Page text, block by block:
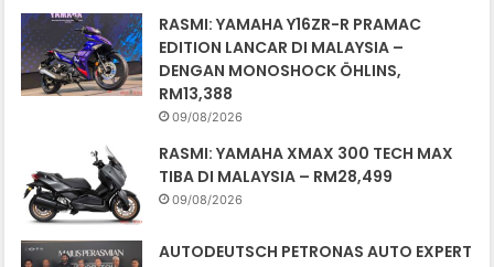
RASMI: YAMAHA Y16ZR-R PRAMAC
EDITION LANCAR DI MALAYSIA –
DENGAN MONOSHOCK ÖHLINS,
RM13,388
09/08/2026
RASMI: YAMAHA XMAX 300 TECH MAX
TIBA DI MALAYSIA – RM28,499
09/08/2026
AUTODEUTSCH PETRONAS AUTO EXPERT